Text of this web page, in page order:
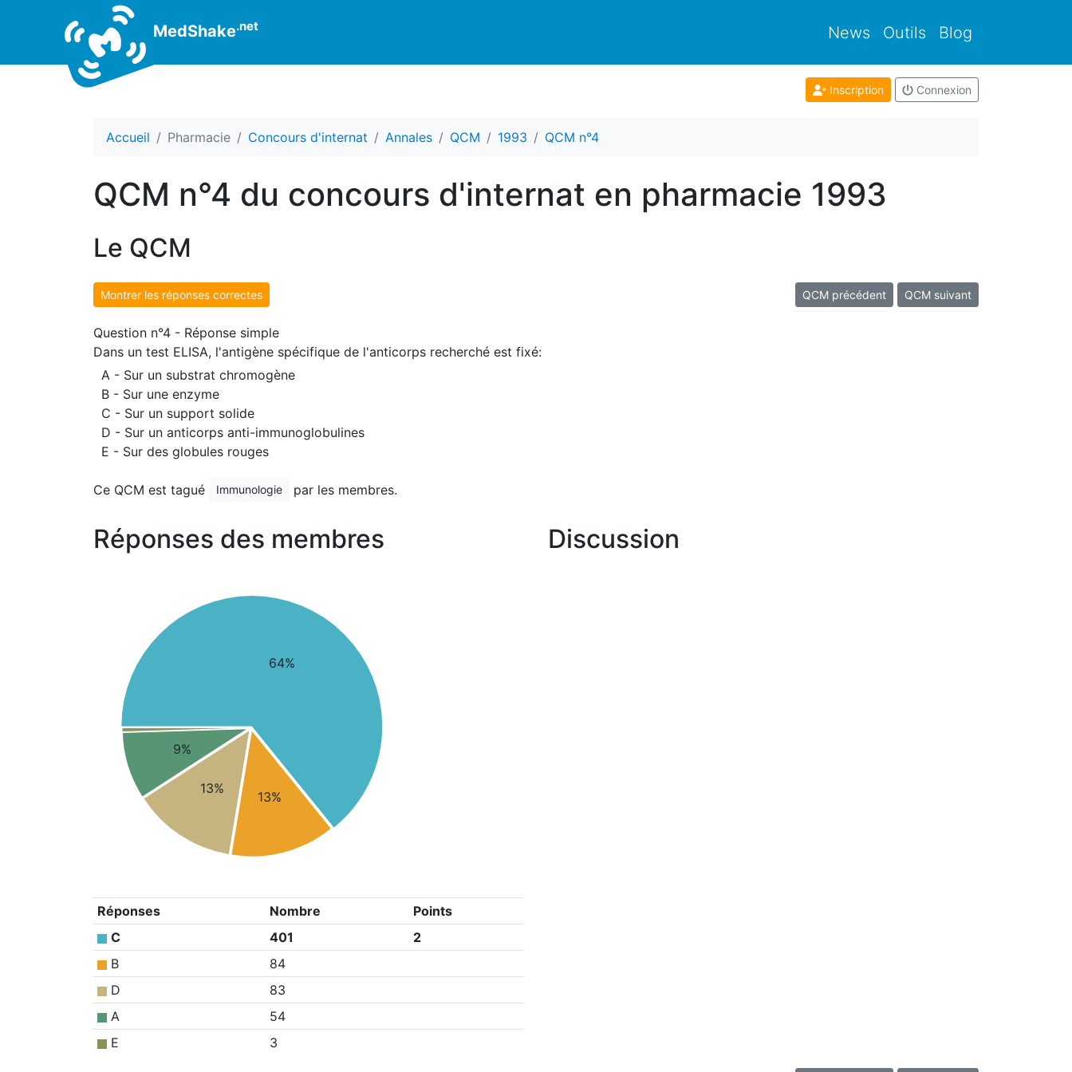
MedShake.net News Outils Blog
Inscription Connexion
Accueil Pharmacie Concours d'internat Annales QCM 1993 QCM n°4
QCM n°4 du concours d'internat en pharmacie 1993
Le QCM
Montrer les réponses correctes QCM précédent QCM suivant
Question n°4 - Réponse simple
Dans un test ELISA, l'antigène spécifique de l'anticorps recherché est fixé:
A - Sur un substrat chromogène
B - Sur une enzyme
C - Sur un support solide
D - Sur un anticorps anti-immunoglobulines
E - Sur des globules rouges
Ce QCM est tagué Immunologie par les membres.
Réponses des membres
64%
13%
13%
9%
Réponses Nombre
Points
C
401
2
B
84
D
83
A
54
E
3
Discussion